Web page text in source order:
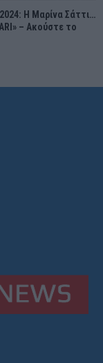
Η Μαρίνα Σάττι…
– Ακούστε το